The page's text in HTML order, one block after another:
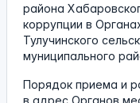
района
коррупции в
Тулучинского
муниципального
Порядок приема и
в адрес Органов